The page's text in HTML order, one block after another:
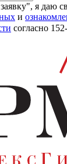
я даю
и
согласно